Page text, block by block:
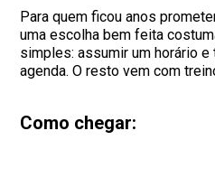
Para quem ficou anos
uma escolha bem feita
simples: assumir um horário
agenda. O resto vem com
Como chegar: